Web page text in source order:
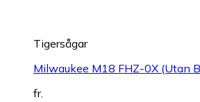
Tigersågar
Milwaukee M18 FHZ-0X (Utan
fr.